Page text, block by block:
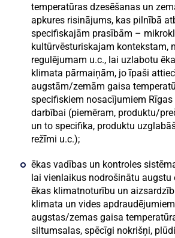
temperatūras dzesēšanas un
apkures risinājums, kas pilnībā
specifiskajām prasībām –
kultūrvēsturiskajam kontekstam,
regulējumam u.c., lai uzlabotu
klimata pārmaiņām, jo īpaši
augstām/zemām gaisa
specifiskiem nosacījumiem Rīgas
darbībai (piemēram, produktu/
un to specifika, produktu
režīmi u.c.);
ēkas vadības un kontroles
lai vienlaikus nodrošinātu augstu
ēkas klimatnoturību un
klimata un vides
augstas/zemas gaisa
siltumsalas, spēcīgi nokrišņi,